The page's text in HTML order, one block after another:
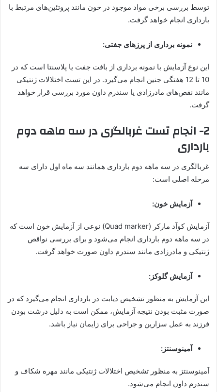
توسط بررسی برخی مواد موجود در خون مانند پروتئین‌های مرتبط با
بارداری انجام خواهد گرفت.
نمونه برداری از پرزهای جفتی:
این نوع آزمایش با نمونه برداری از بافت جفت یا پلاسنتا است که در
10 تا 12 هفتگی جنین انجام می‌گیرد. در این تست اختلالات ژنتیکی
مانند نقص‌های مادرزادی یا سندرم داون مورد بررسی قرار خواهد
گرفت.
2- انجام تست غربالگری در سه ماهه دوم
بارداری
غربالگری در سه ماهه دوم بارداری همانند سه ماه اول دارای سه
مرحله اصلی است:
آزمایش خون:
آزمایش کوآد مارکر (Quad marker) نوعی از آزمایش خون است که
در سه ماهه دوم بارداری انجام می‌شود و برای بررسی نواقص
ژنتیکی و مادرزادی مانند سندرم داون صورت خواهد گرفت.
آزمایش گلوکز:
این آزمایش به منظور تشخیص دیابت در بارداری انجام می‌گیرد که در
صورت مثبت بودن نتیجه آزمایش، ممکن است به دلیل درشت بودن
فرزند به عمل سزارین و جراحی برای زایمان نیاز باشد.
آمینوسنتز:
آمینوسنتز به منظور تشخیص اختلالات ژنتیکی مانند مهره شکاف و
سندرم داون انجام می‌شود.